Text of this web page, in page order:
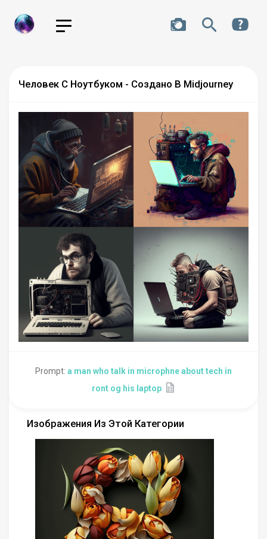
Человек С Ноутбуком - Создано В Midjourney
Prompt: a man who talk in microphne about tech in
ront og his laptop
Изображения Из Этой Категории